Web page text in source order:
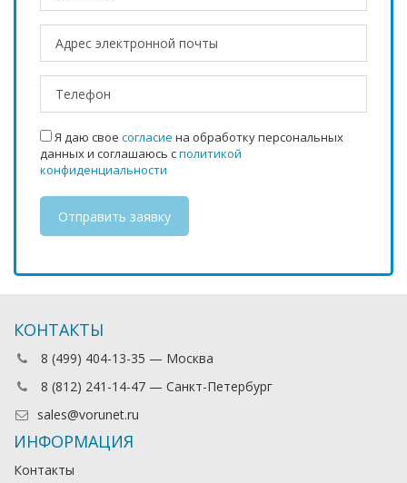
Я даю свое согласие на обработку персональных
данных и соглашаюсь сполитикой
конфиденциальности
КОНТАКТЫ
8 (499) 404-13-35 — Москва
8 (812) 241-14-47 — Санкт-Петербург
sales@vorunet.ru
ИНФОРМАЦИЯ
Контакты